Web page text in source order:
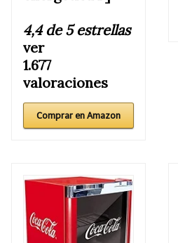
4,4 de 5 estrellas
ver
1.677
valoraciones
Comprar en Amazon